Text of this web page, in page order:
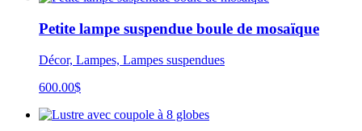
Petite lampe suspendue boule de mosaïque
Décor, Lampes, Lampes suspendues
600.00$